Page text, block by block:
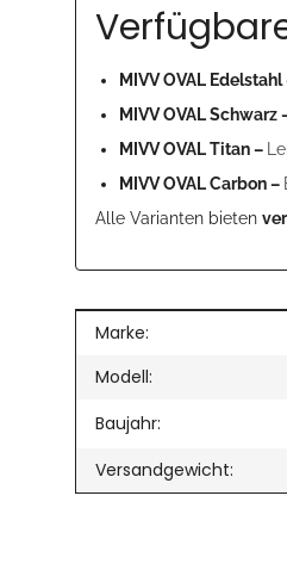
MIVV OVAL Edelstahl
MIVV OVAL Schwarz
MIVV OVAL Titan –
MIVV OVAL Carbon –
Alle Varianten bieten
Produkteigenschaft
Wert
Marke:
Modell:
Baujahr:
Versandgewicht: